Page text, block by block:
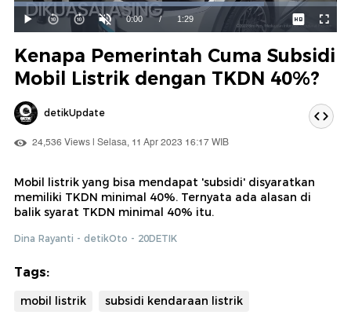
Mainkan
Suara
Hidup
Waktu
0:00 / Durasi
1:29
Dimuat:
77.41%
Kenapa Pemerintah Cuma Subsidi
Mobil Listrik dengan TKDN 40%?
detikUpdate
24,536 Views | Selasa, 11 Apr 2023 16:17 WIB
Mobil listrik yang bisa mendapat 'subsidi' disyaratkan
memiliki TKDN minimal 40%. Ternyata ada alasan di
balik syarat TKDN minimal 40% itu.
Dina Rayanti - detikOto - 20DETIK
Tags:
mobil listrik
subsidi kendaraan listrik